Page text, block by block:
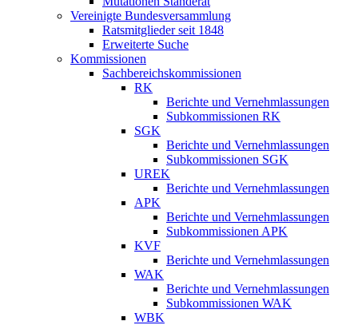
Vereinigte Bundesversammlung
Ratsmitglieder seit 1848
Erweiterte Suche
Kommissionen
Sachbereichskommissionen
RK
Berichte und Vernehmlassungen
Subkommissionen RK
SGK
Berichte und Vernehmlassungen
Subkommissionen SGK
UREK
Berichte und Vernehmlassungen
APK
Berichte und Vernehmlassungen
Subkommissionen APK
KVF
Berichte und Vernehmlassungen
WAK
Berichte und Vernehmlassungen
Subkommissionen WAK
WBK